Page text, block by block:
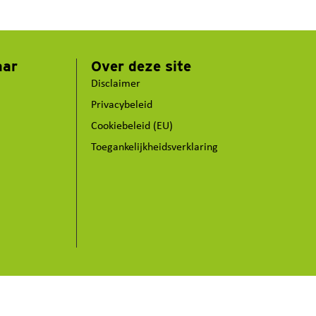
Over deze site
Disclaimer
Privacybeleid
Cookiebeleid (EU)
Toegankelijkheidsverklaring